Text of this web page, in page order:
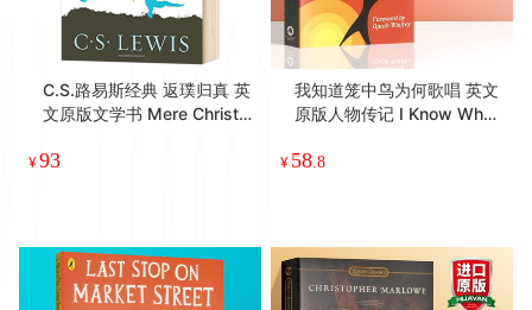
C.S.路易斯经典 返璞归真 英
文原版文学书 Mere Christia
传奇作者 C. Lewis Signatur
¥93
我知道笼中鸟为何歌唱 英文
原版人物传记 I Know Why t
女性小说 英文版自传体小说
¥ 58.8